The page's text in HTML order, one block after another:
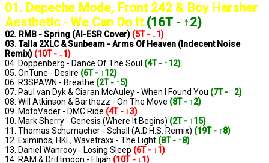
01. Depeche Mode, Front 242 & Boy Harsher
Aesthetic - We Can Do It (16T - ↑2)
02. RMB - Spring (AI-ESR Cover) (5T - ↓1)
03. Talla 2XLC & Sunbeam - Arms Of Heaven (Indecent Noise
Remix) (10T - ↓1)
04. Doppenberg - Dance Of The Soul (4T - ↑12)
05. OnTune - Desire (6T - ↑12)
06. R3SPAWN - Breathe (2T - ↑5)
07. Paul van Dyk & Ciaran McAuley - When I Found You (7T - ↑2)
08. Will Atkinson & Barthezz - On The Move (8T - ↑2)
09. MotoVader - DMC Ride (4T - ↓3)
10. Mark Sherry - Genesis (Where It Begins) (2T - ↑15)
11. Thomas Schumacher - Schall (A.D.H.S. Remix) (19T - ↑8)
12. Eximinds, HKL, Wavetraxx - The Light (8T - ↑8)
13. Daniel Wanrooy - Losing Sleep (6T - ↓1)
14. RAM & Driftmoon - Elijah (10T - ↓1)